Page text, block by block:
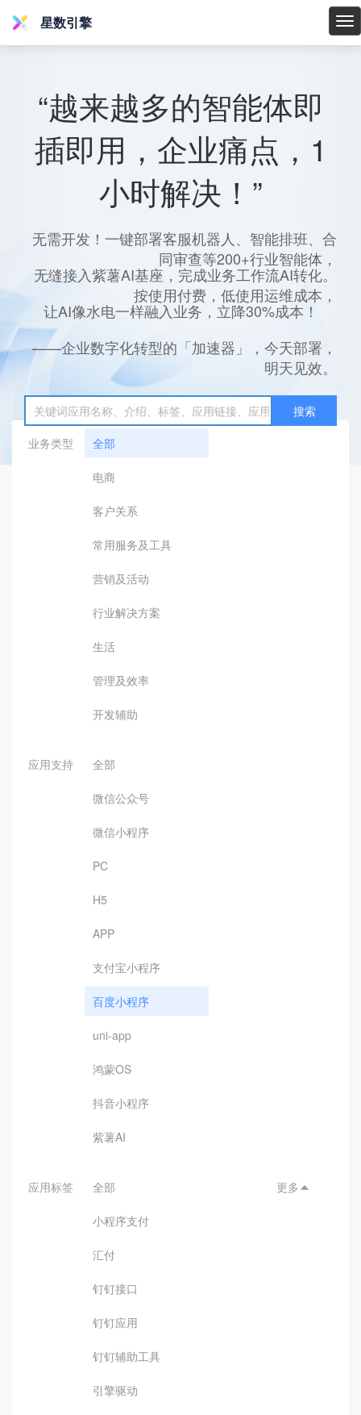
星
星数引擎
“越来越多的智能体即
插即用，企业痛点，1
小时解决！”
无需开发！一键部署客服机器人、智能排班、合
同审查等200+行业智能体，
无缝接入紫薯AI基座，完成业务工作流AI转化。
按使用付费，低使用运维成本，
让AI像水电一样融入业务，立降30%成本！
——企业数字化转型的「加速器」，今天部署，
明天见效。
搜索
业务类型
全部
电商
客户关系
常用服务及工具
营销及活动
行业解决方案
生活
管理及效率
开发辅助
应用支持 全部
微信公众号
微信小程序
PC
H5
APP
支付宝小程序
百度小程序
uni-app
鸿蒙OS
抖音小程序
紫薯AI
应用标签 全部
小程序支付
汇付
钉钉接口
钉钉应用
钉钉辅助工具
引擎驱动
更多 